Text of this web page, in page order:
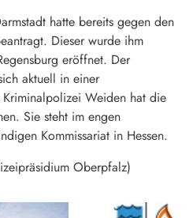
hatte bereits gegen den
Dieser wurde ihm
eröffnet. Der
aktuell in einer
Kriminalpolizei Weiden hat die
Sie steht im engen
Kommissariat in Hessen.
Oberpfalz)